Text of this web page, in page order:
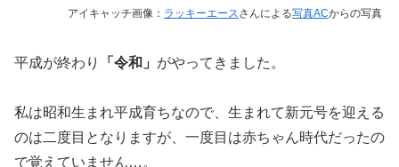
アイキャッチ画像： ラッキーエース さんによる写真ACからの写真
平成が終わり 「令和」 がやってきました。
私は昭和生まれ平成育ちなので、生まれて新元号を迎える
のは二度目となりますが、一度目は赤ちゃん時代だったの
で覚えていません…。